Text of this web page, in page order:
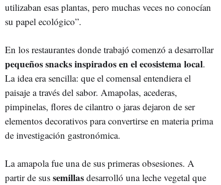
utilizaban esas plantas, pero muchas veces no conocían
su papel ecológico”.
En los restaurantes donde trabajó comenzó a desarrollar
pequeños snacks inspirados en el ecosistema local.
La idea era sencilla: que el comensal entendiera el
paisaje a través del sabor. Amapolas, acederas,
pimpinelas, flores de cilantro o jaras dejaron de ser
elementos decorativos para convertirse en materia prima
de investigación gastronómica.
La amapola fue una de sus primeras obsesiones. A
partir de sus semillas desarrolló una leche vegetal que